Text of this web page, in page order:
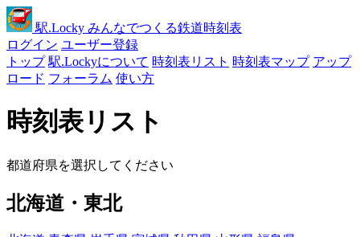
駅.Locky みんなでつくる鉄道時刻表
ログイン ユーザー登録
トップ 駅.Lockyについて 時刻表リスト 時刻表マップ アップ
ロード フォーラム 使い方
時刻表リスト
都道府県を選択してください
北海道・東北